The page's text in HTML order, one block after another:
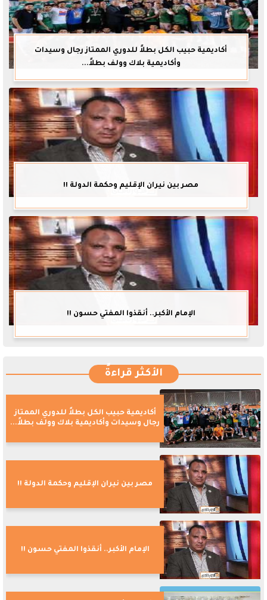
أكاديمية حبيب الكل بطلاً للدوري الممتاز رجال وسيدات
وأكاديمية بلاك وولف بطلاً...
مصر بين نيران الإقليم وحكمة الدولة !!
الإمام الأكبر.. أنقذوا المفتي حسون !!
الأكثر قراءةً
أكاديمية حبيب الكل بطلاً للدوري الممتاز
رجال وسيدات وأكاديمية بلاك وولف بطلاً...
مصر بين نيران الإقليم وحكمة الدولة !!
الإمام الأكبر.. أنقذوا المفتي حسون !!